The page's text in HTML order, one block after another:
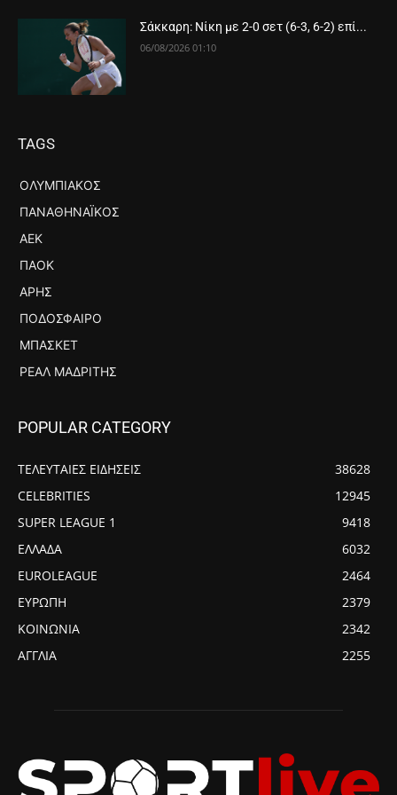
Σάκκαρη: Νίκη με 2-0 σετ (6-3, 6-2) επί...
06/08/2026 01:10
TAGS
ΟΛΥΜΠΙΑΚΌΣ
ΠΑΝΑΘΗΝΑΪΚΌΣ
ΑΕΚ
ΠΑΟΚ
ΆΡΗΣ
ΠΟΔΌΣΦΑΙΡΟ
ΜΠΆΣΚΕΤ
ΡΕΆΛ ΜΑΔΡΊΤΗΣ
POPULAR CATEGORY
ΤΕΛΕΥΤΑΙΕΣ ΕΙΔΗΣΕΙΣ
38628
CELEBRITIES
12945
SUPER LEAGUE 1
9418
ΕΛΛΑΔΑ
6032
EUROLEAGUE
2464
ΕΥΡΩΠΗ
2379
ΚΟΙΝΩΝΙΑ
2342
ΑΓΓΛΙΑ
2255